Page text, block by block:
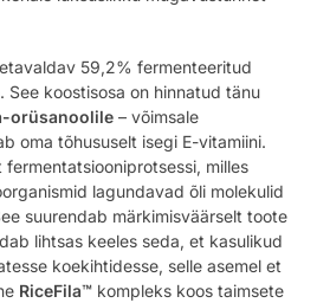
59,2% fermenteeritud
See koostisosa on hinnatud tänu
orüsanoolile – võimsale
oma tõhususelt isegi E-vitamiini.
milles
lagundavad õli molekulid
suurendab märkimisväärselt toote
lihtsas keeles seda, et kasulikud
koekihtidesse, selle asemel et
RiceFila™ kompleks koos taimsete